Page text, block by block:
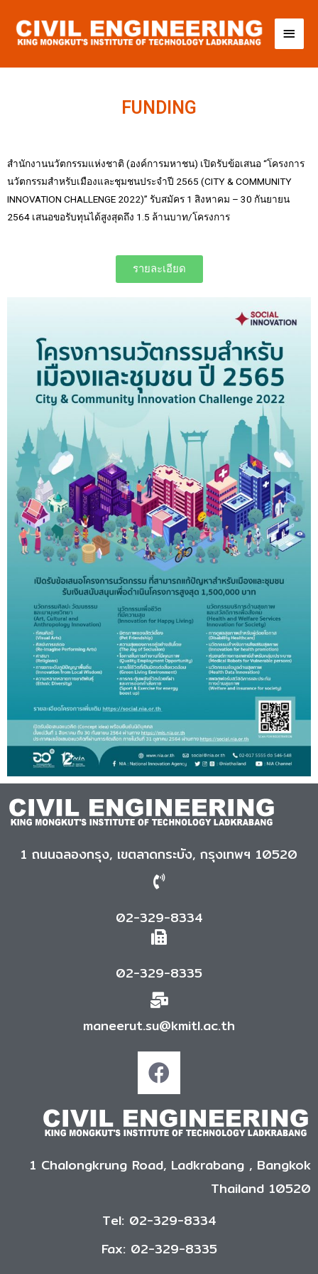
FUNDING
สำนักงานนวัตกรรมแห่งชาติ (องค์การมหาชน) เปิดรับข้อเสนอ “โครงการ
นวัตกรรมสำหรับเมืองและชุมชนประจำปี 2565 (CITY & COMMUNITY
INNOVATION CHALLENGE 2022)” รับสมัคร 1 สิงหาคม – 30 กันยายน
2564 เสนอขอรับทุนได้สูงสุดถึง 1.5 ล้านบาท/โครงการ
รายละเอียด
1 ถนนฉลองกรุง, เขตลาดกระบัง, กรุงเทพฯ 10520
02-329-8334
02-329-8335
maneerut.su@kmitl.ac.th
1 Chalongkrung Road, Ladkrabang , Bangkok
Thailand 10520
Tel: 02-329-8334
Fax: 02-329-8335